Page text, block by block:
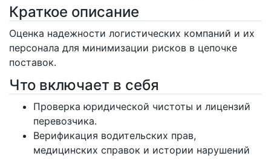
Краткое описание
Оценка надежности логистических компаний и их
персонала для минимизации рисков в цепочке
поставок.
Что включает в себя
Проверка юридической чистоты и лицензий
перевозчика.
Верификация водительских прав,
медицинских справок и истории нарушений